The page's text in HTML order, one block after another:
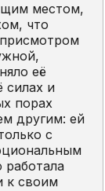
местом,
что
её
силах и
порах
другим: ей
с
к своим